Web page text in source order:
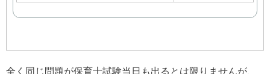
全く同じ問題が保育士試験当日も出るとは限りませんが、